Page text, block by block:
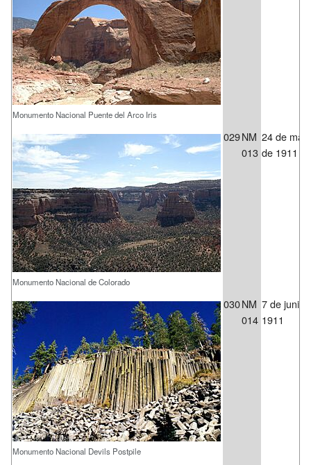
Monumento Nacional Puente del Arco Iris
Monumento Nacional de Colorado
029NM
013
24 de
de 1911
Monumento Nacional Devils Postpile
030NM
014
7 de junio
1911